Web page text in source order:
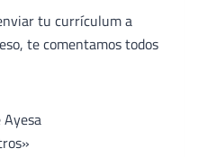
tu currículum a
te comentamos todos